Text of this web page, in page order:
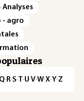
Analyses
- agro
Q· R·S·T·U·V·W·X·Y·Z